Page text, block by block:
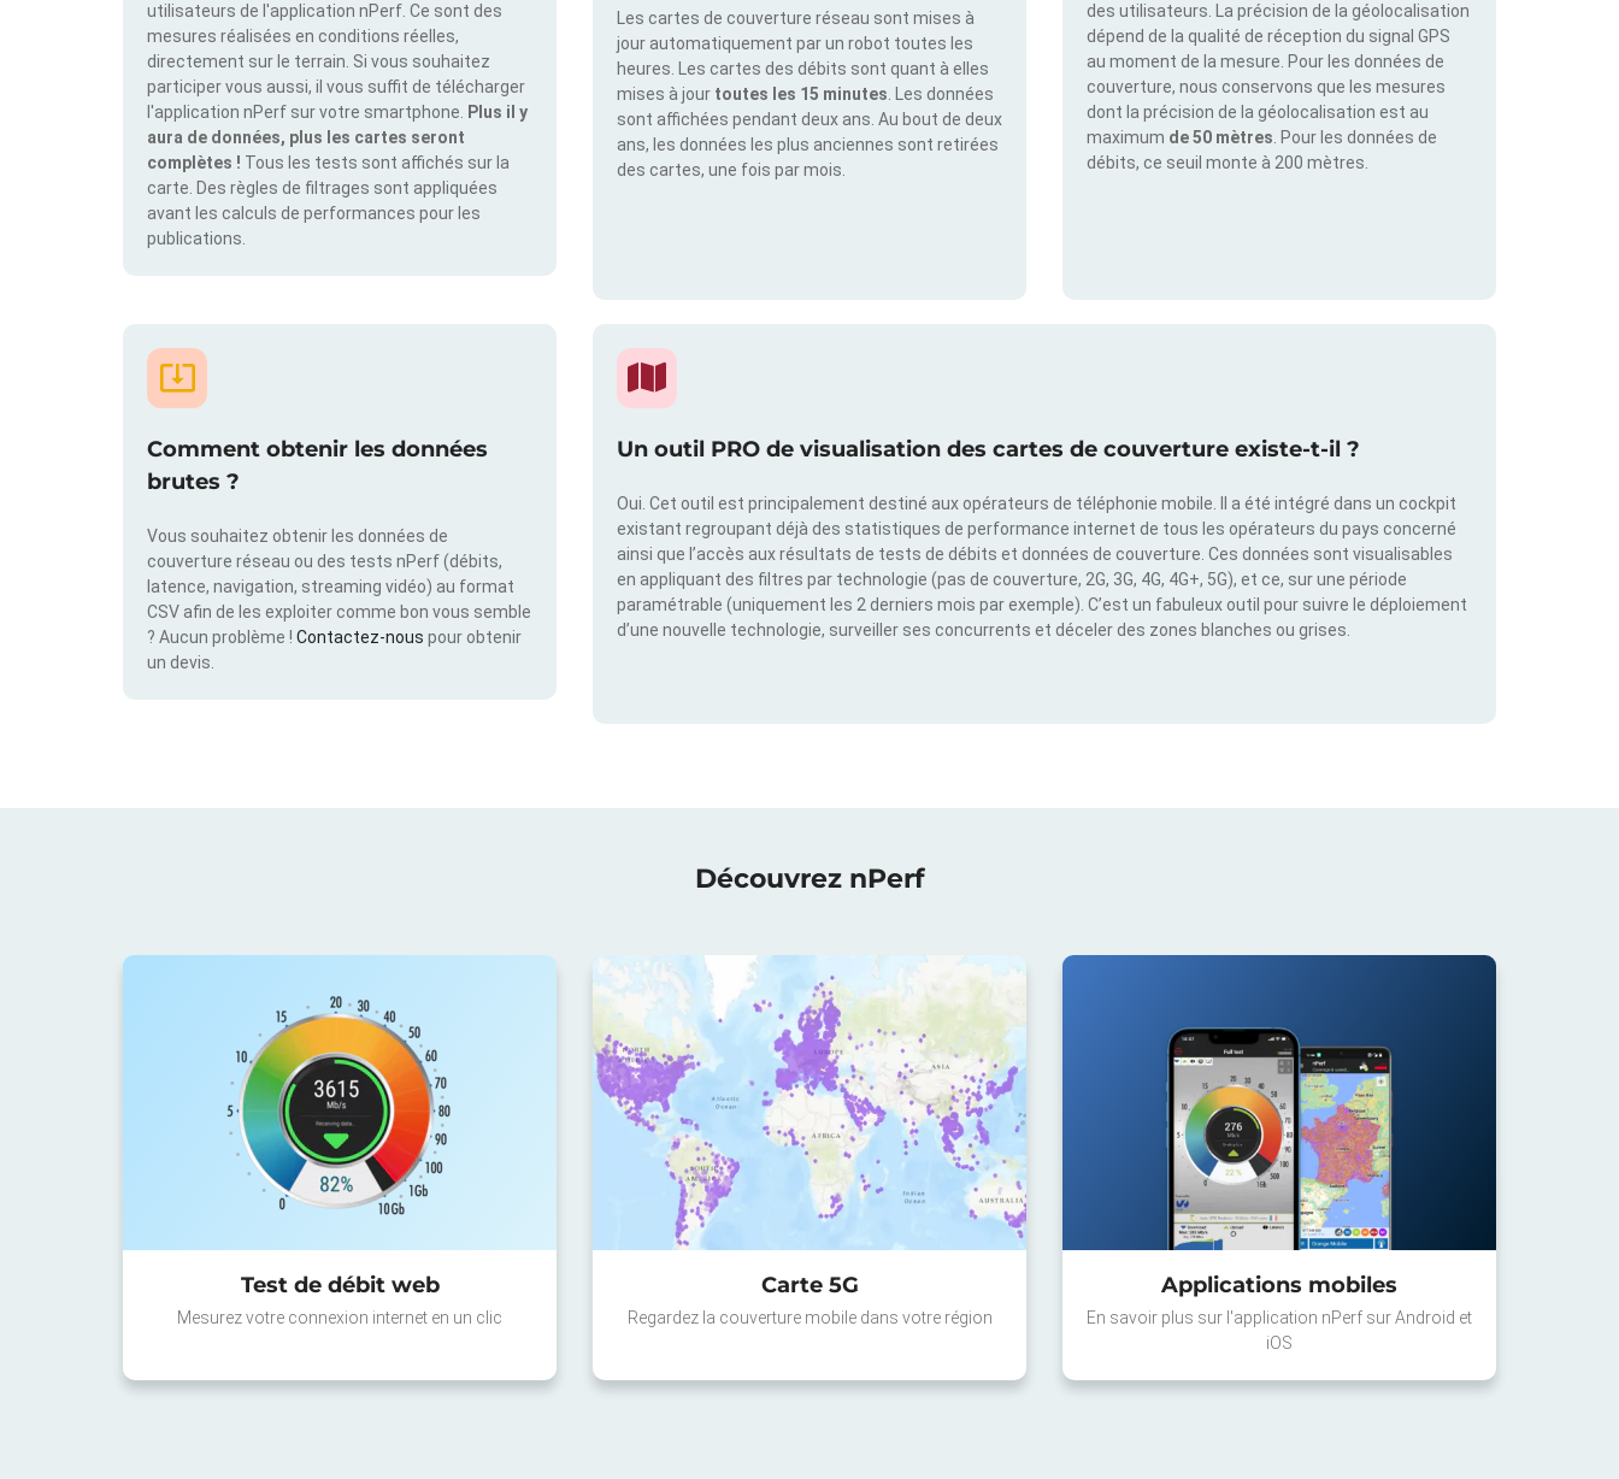
utilisateurs de l'application nPerf. Ce sont des
mesures réalisées en conditions réelles,
directement sur le terrain. Si vous souhaitez
participer vous aussi, il vous suffit de télécharger
l'application nPerf sur votre smartphone.
Plus il y
aura de données, plus les cartes seront
complètes ! Tous les tests sont affichés sur la
carte. Des règles de filtrages sont appliquées
avant les calculs de performances pour les
publications.
Les cartes de couverture réseau sont mises à
jour automatiquement par un robot toutes les
heures. Les cartes des débits sont quant à elles
mises à jour toutes les 15 minutes . Les données
sont affichées pendant deux ans. Au bout de deux
ans, les données les plus anciennes sont retirées
des cartes, une fois par mois.
des utilisateurs. La précision de la géolocalisation
dépend de la qualité de réception du signal GPS
au moment de la mesure. Pour les données de
couverture, nous conservons que les mesures
dont la précision de la géolocalisation est au
maximum de 50 mètres . Pour les données de
débits, ce seuil monte à 200 mètres.
Comment obtenir les données
brutes ?
Vous souhaitez obtenir les données de
couverture réseau ou des tests nPerf (débits,
latence, navigation, streaming vidéo) au format
CSV afin de les exploiter comme bon vous semble
? Aucun problème ! Contactez-nous pour obtenir
un devis.
Un outil PRO de visualisation des cartes de couverture existe-t-il ?
Oui. Cet outil est principalement destiné aux opérateurs de téléphonie mobile. Il a été intégré dans un cockpit
existant regroupant déjà des statistiques de performance internet de tous les opérateurs du pays concerné
ainsi que l’accès aux résultats de tests de débits et données de couverture. Ces données sont visualisables
en appliquant des filtres par technologie (pas de couverture, 2G, 3G, 4G, 4G+, 5G), et ce, sur une période
paramétrable (uniquement les 2 derniers mois par exemple). C’est un fabuleux outil pour suivre le déploiement
d’une nouvelle technologie, surveiller ses concurrents et déceler des zones blanches ou grises.
Découvrez nPerf
Test de débit web
Mesurez votre connexion internet en un clic
Carte 5G
Regardez la couverture mobile dans votre région
Applications mobiles
En savoir plus sur l'application nPerf sur Android et
iOS